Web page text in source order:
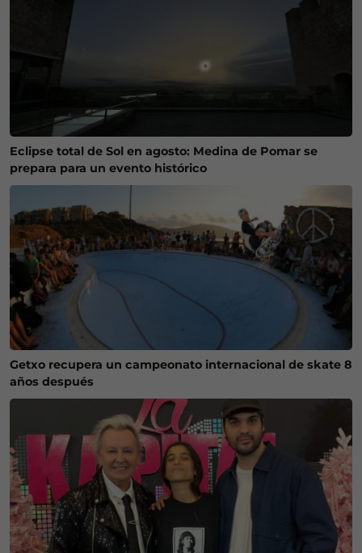
Eclipse total de Sol en agosto: Medina de Pomar se
prepara para un evento histórico
Getxo recupera un campeonato internacional de skate 8
años después